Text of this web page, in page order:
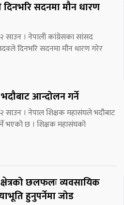
सदनमा मौन धारण
साउन । नेपाली कांग्रेसका सांसद
दिनभरि सदनमा मौन धारण गरेर
आन्दोलन गर्ने
साउन । नेपाल शिक्षक महासंघले भदौबाट
भएको छ । शिक्षक महासंघको
छलफलः व्यवसायिक
हुनुपर्नेमा जोड